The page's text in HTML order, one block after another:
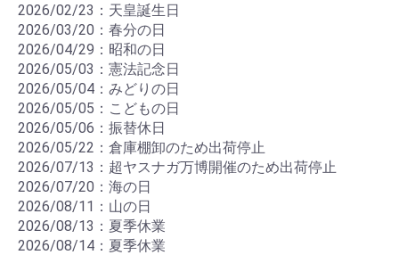
2026/02/23：天皇誕生日
2026/03/20：春分の日
2026/04/29：昭和の日
2026/05/03：憲法記念日
2026/05/04：みどりの日
2026/05/05：こどもの日
2026/05/06：振替休日
2026/05/22：倉庫棚卸のため出荷停止
2026/07/13：超ヤスナガ万博開催のため出荷停止
2026/07/20：海の日
2026/08/11：山の日
2026/08/13：夏季休業
2026/08/14：夏季休業